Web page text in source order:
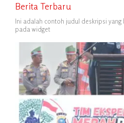
Berita Terbaru
Ini adalah contoh judul deskripsi
pada widget